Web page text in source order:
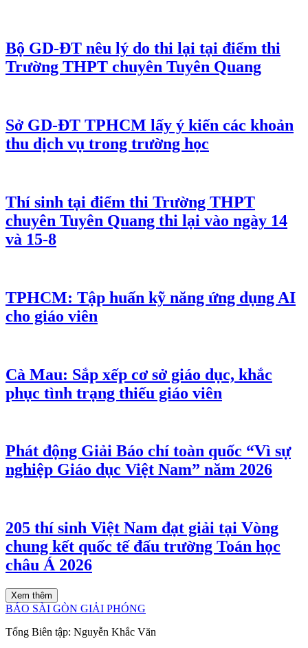
Bộ GD-ĐT nêu lý do thi lại tại điểm thi
Trường THPT chuyên Tuyên Quang
Sở GD-ĐT TPHCM lấy ý kiến các khoản
thu dịch vụ trong trường học
Thí sinh tại điểm thi Trường THPT
chuyên Tuyên Quang thi lại vào ngày 14
và 15-8
TPHCM: Tập huấn kỹ năng ứng dụng AI
cho giáo viên
Cà Mau: Sắp xếp cơ sở giáo dục, khắc
phục tình trạng thiếu giáo viên
Phát động Giải Báo chí toàn quốc “Vì sự
nghiệp Giáo dục Việt Nam” năm 2026
205 thí sinh Việt Nam đạt giải tại Vòng
chung kết quốc tế đấu trường Toán học
châu Á 2026
Xem thêm
BÁO SÀI GÒN GIẢI PHÓNG
Tổng Biên tập: Nguyễn Khắc Văn